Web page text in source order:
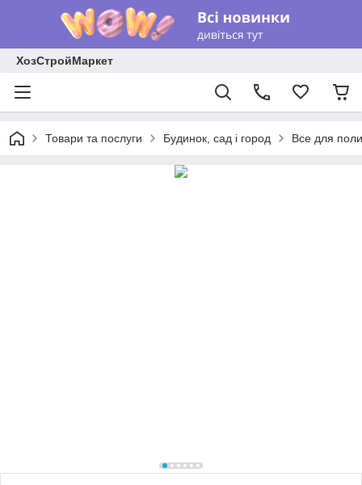
ХозСтройМаркет
Товари та послуги Будинок, сад і город Все для